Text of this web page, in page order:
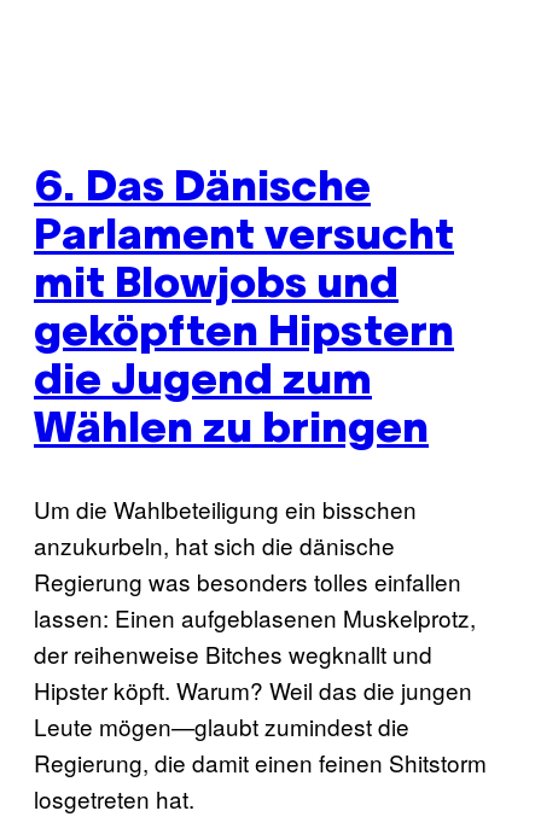
6. Das Dänische
Parlament versucht
mit Blowjobs und
geköpften Hipstern
die Jugend zum
Wählen zu bringen
Um die Wahlbeteiligung ein bisschen
anzukurbeln, hat sich die dänische
Regierung was besonders tolles einfallen
lassen: Einen aufgeblasenen Muskelprotz,
der reihenweise Bitches wegknallt und
Hipster köpft. Warum? Weil das die jungen
Leute mögen—glaubt zumindest die
Regierung, die damit einen feinen Shitstorm
losgetreten hat.